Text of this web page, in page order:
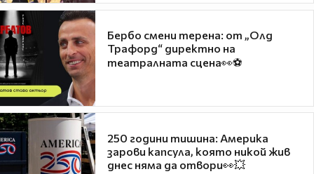
Бербо смени терена: от „Олд
Трафорд“ директно на
театралната сцена👀⚽
250 години тишина: Америка
зарови капсула, която никой жив
днес няма да отвори👀💥